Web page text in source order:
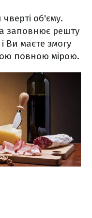
об'єму.
заповнює решту
Ви маєте змогу
повною мірою.